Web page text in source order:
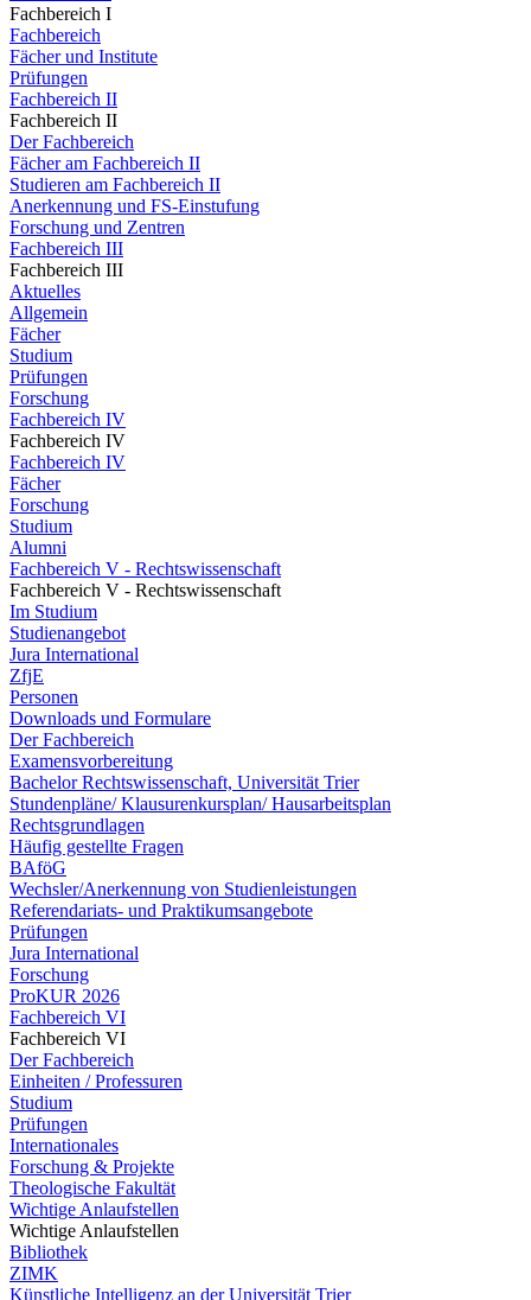
Fachbereich I
Fachbereich
Fächer und Institute
Prüfungen
Fachbereich II
Fachbereich II
Der Fachbereich
Fächer am Fachbereich II
Studieren am Fachbereich II
Anerkennung und FS-Einstufung
Forschung und Zentren
Fachbereich III
Fachbereich III
Aktuelles
Allgemein
Fächer
Studium
Prüfungen
Forschung
Fachbereich IV
Fachbereich IV
Fachbereich IV
Fächer
Forschung
Studium
Alumni
Fachbereich V - Rechtswissenschaft
Fachbereich V - Rechtswissenschaft
Im Studium
Studienangebot
Jura International
ZfjE
Personen
Downloads und Formulare
Der Fachbereich
Examensvorbereitung
Bachelor Rechtswissenschaft, Universität Trier
Stundenpläne/ Klausurenkursplan/ Hausarbeitsplan
Rechtsgrundlagen
Häufig gestellte Fragen
BAföG
Wechsler/Anerkennung von Studienleistungen
Referendariats- und Praktikumsangebote
Prüfungen
Jura International
Forschung
ProKUR 2026
Fachbereich VI
Fachbereich VI
Der Fachbereich
Einheiten / Professuren
Studium
Prüfungen
Internationales
Forschung & Projekte
Theologische Fakultät
Wichtige Anlaufstellen
Wichtige Anlaufstellen
Bibliothek
ZIMK
Künstliche Intelligenz an der Universität Trier